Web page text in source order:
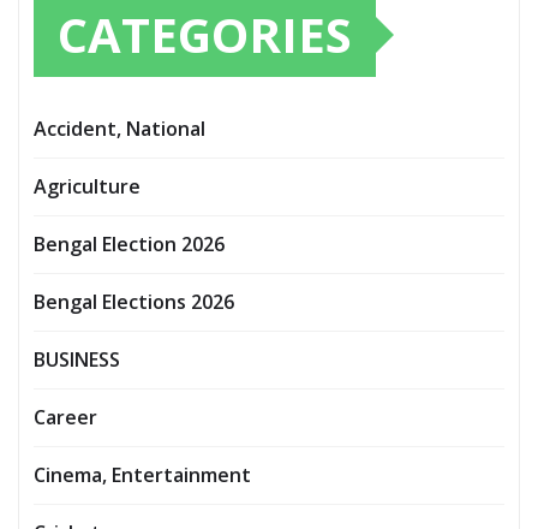
CATEGORIES
Accident, National
Agriculture
Bengal Election 2026
Bengal Elections 2026
BUSINESS
Career
Cinema, Entertainment